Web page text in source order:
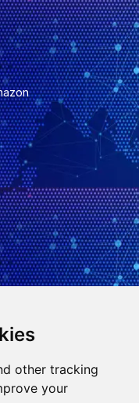
other tracking
your